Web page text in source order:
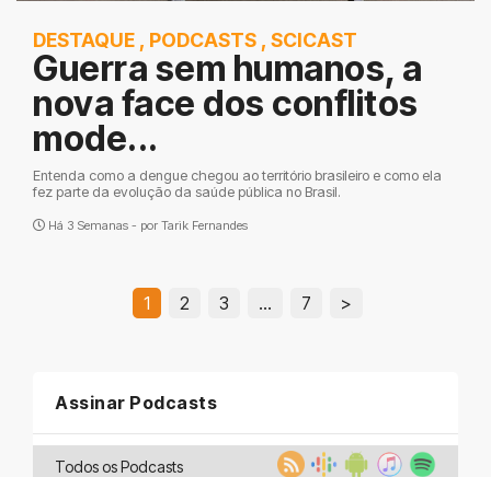
DESTAQUE , PODCASTS , SCICAST
Guerra sem humanos, a
nova face dos conflitos
mode...
Entenda como a dengue chegou ao território brasileiro e como ela
fez parte da evolução da saúde pública no Brasil.
Há 3 Semanas - por Tarik Fernandes
1 2 3 … 7 >
Assinar Podcasts
Todos os Podcasts